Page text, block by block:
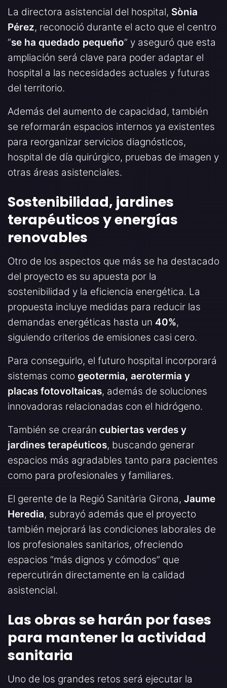
La directora asistencial del hospital, Sònia
Pérez, reconoció durante el acto que el centro
“se ha quedado pequeño” y aseguró que esta
ampliación será clave para poder adaptar el
hospital a las necesidades actuales y futuras
del territorio.
Además del aumento de capacidad, también
se reformarán espacios internos ya existentes
para reorganizar servicios diagnósticos,
hospital de día quirúrgico, pruebas de imagen y
otras áreas asistenciales.
Sostenibilidad, jardines
terapéuticos y energías
renovables
Otro de los aspectos que más se ha destacado
del proyecto es su apuesta por la
sostenibilidad y la eficiencia energética. La
propuesta incluye medidas para reducir las
demandas energéticas hasta un 40%,
siguiendo criterios de emisiones casi cero.
Para conseguirlo, el futuro hospital incorporará
sistemas como geotermia, aerotermia y
placas fotovoltaicas, además de soluciones
innovadoras relacionadas con el hidrógeno.
También se crearán cubiertas verdes y
jardines terapéuticos, buscando generar
espacios más agradables tanto para pacientes
como para profesionales y familiares.
El gerente de la Regió Sanitària Girona, Jaume
Heredia, subrayó además que el proyecto
también mejorará las condiciones laborales de
los profesionales sanitarios, ofreciendo
espacios “más dignos y cómodos” que
repercutirán directamente en la calidad
asistencial.
Las obras se harán por fases
para mantener la actividad
sanitaria
Uno de los grandes retos será ejecutar la